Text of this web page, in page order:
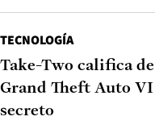
TECNOLOGÍA
Take-Two califica
Grand Theft Auto
secreto